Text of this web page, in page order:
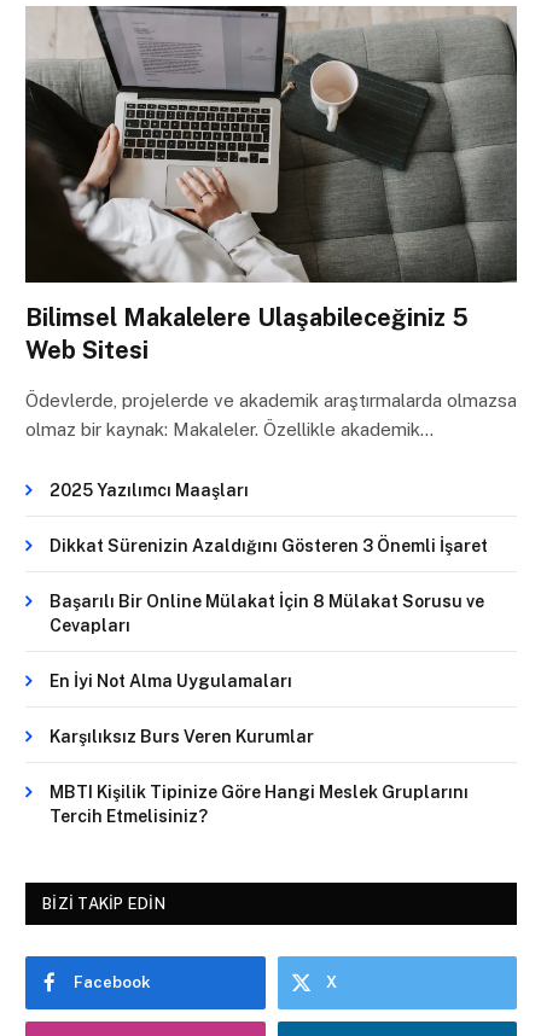
Bilimsel Makalelere Ulaşabileceğiniz 5
Web Sitesi
Ödevlerde, projelerde ve akademik araştırmalarda olmazsa
olmaz bir kaynak: Makaleler. Özellikle akademik…
2025 Yazılımcı Maaşları
Dikkat Sürenizin Azaldığını Gösteren 3 Önemli İşaret
Başarılı Bir Online Mülakat İçin 8 Mülakat Sorusu ve
Cevapları
En İyi Not Alma Uygulamaları
Karşılıksız Burs Veren Kurumlar
MBTI Kişilik Tipinize Göre Hangi Meslek Gruplarını
Tercih Etmelisiniz?
BIZI TAKIP EDIN
Facebook X